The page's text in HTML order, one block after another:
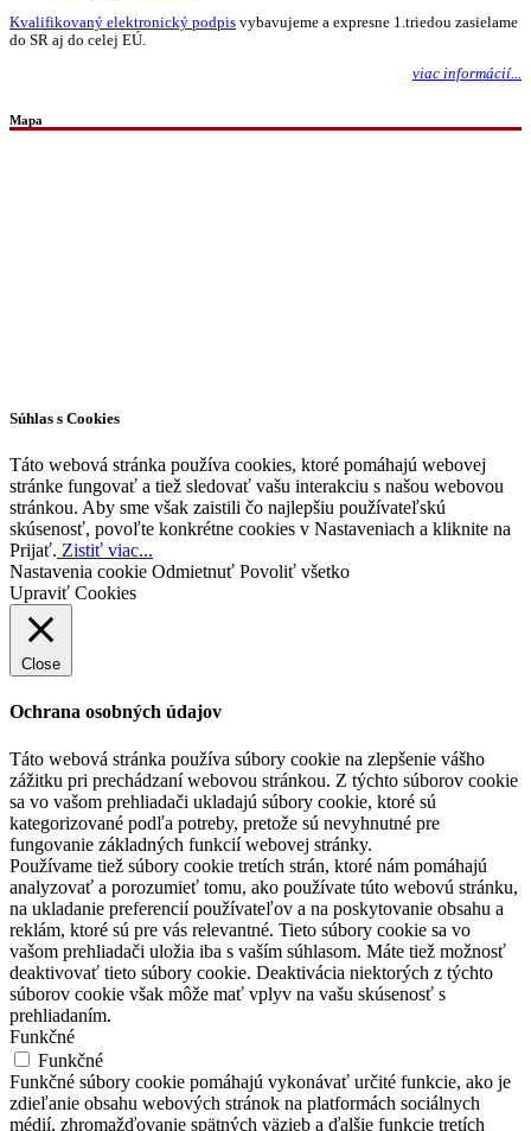
Kvalifikovaný elektronický podpis vybavujeme a expresne 1.triedou zasielame
do SR aj do celej EÚ.
viac informácií...
Mapa
Súhlas s Cookies
Táto webová stránka používa cookies, ktoré pomáhajú webovej
stránke fungovať a tiež sledovať vašu interakciu s našou webovou
stránkou. Aby sme však zaistili čo najlepšiu používateľskú
skúsenosť, povoľte konkrétne cookies v Nastaveniach a kliknite na
Prijať. Zistiť viac...
Nastavenia cookie Odmietnuť Povoliť všetko
Upraviť Cookies
Close
Ochrana osobných údajov
Táto webová stránka používa súbory cookie na zlepšenie vášho
zážitku pri prechádzaní webovou stránkou. Z týchto súborov cookie
sa vo vašom prehliadači ukladajú súbory cookie, ktoré sú
kategorizované podľa potreby, pretože sú nevyhnutné pre
fungovanie základných funkcií webovej stránky.
Používame tiež súbory cookie tretích strán, ktoré nám pomáhajú
analyzovať a porozumieť tomu, ako používate túto webovú stránku,
na ukladanie preferencií používateľov a na poskytovanie obsahu a
reklám, ktoré sú pre vás relevantné. Tieto súbory cookie sa vo
vašom prehliadači uložia iba s vaším súhlasom. Máte tiež možnosť
deaktivovať tieto súbory cookie. Deaktivácia niektorých z týchto
súborov cookie však môže mať vplyv na vašu skúsenosť s
prehliadaním.
Funkčné
Funkčné
Funkčné súbory cookie pomáhajú vykonávať určité funkcie, ako je
zdieľanie obsahu webových stránok na platformách sociálnych
médií, zhromažďovanie spätných väzieb a ďalšie funkcie tretích